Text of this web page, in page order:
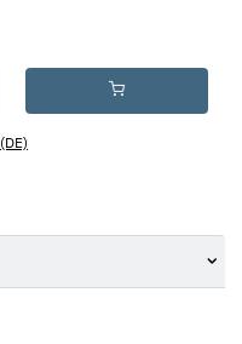
(DE)